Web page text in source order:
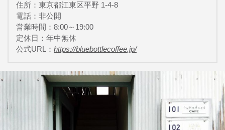
住所：東京都江東区平野 1-4-8
電話：非公開
営業時間：8:00～19:00
定休日：年中無休
公式URL： https://bluebottlecoffee.jp/